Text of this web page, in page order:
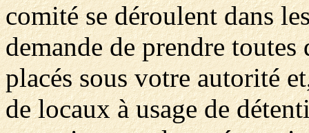
comité se déroulent dans
demande de prendre
placés sous votre autorité
de locaux à usage de